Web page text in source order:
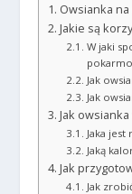
Owsianka
Jakie są
W jaki
Jak
Jak
Jak
Jaka
Jaką
Jak
Jak